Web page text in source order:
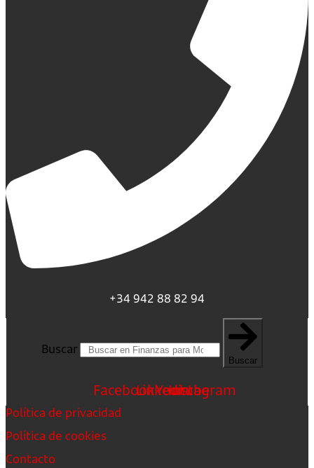
+34 942 88 82 94
Buscar
Buscar
FacebookLinkedin
Youtube
Instagram
Política de privacidad
Política de cookies
Contacto